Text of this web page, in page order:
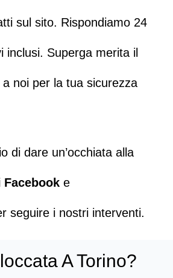
sul sito. Rispondiamo 24
inclusi. Superga merita il
noi per la tua sicurezza
di dare un’occhiata alla
Facebook e
seguire i nostri interventi.
A Torino?